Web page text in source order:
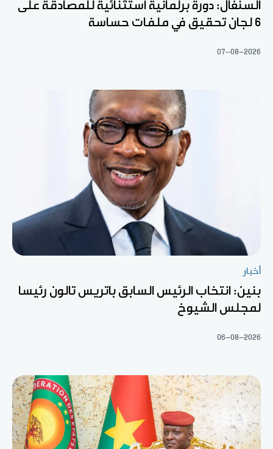
السنغال: دورة برلمانية استثنائية للمصادقة على
6 لجان تحقيق في ملفات حساسة
07-08-2026
أخبار
بنين: انتخاب الرئيس السابق باتريس تالون رئيسا
لمجلس الشيوخ
06-08-2026